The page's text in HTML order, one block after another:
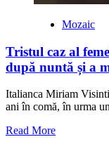
Mozaic
Tristul caz al
după nuntă și a
Italianca Miriam
ani în comă, în urma
Read MoreRead